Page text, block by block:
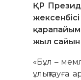
ҚР
жыл сайын
«Бұл –
ұлық­тауға